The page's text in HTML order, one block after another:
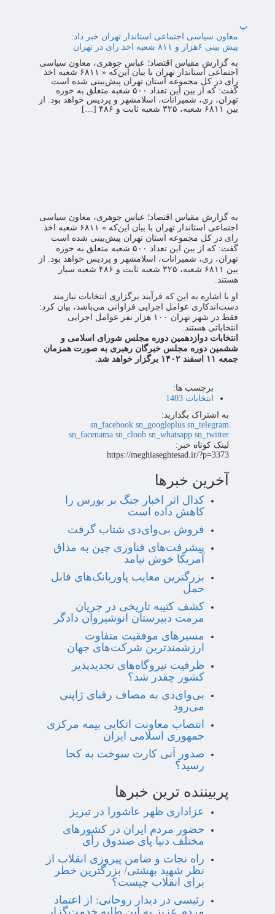
پ
معاون سیاسی اجتماعی استاندار تهران خبر داد:
پیش بینی ۶هزار و ۸۱۱ شعبه اخذ رای در تهران
به گزارش مقیاس اقتصاد؛ عباس جوهری، معاون سیاسی
اجتماعی استاندار تهران با بیان این‌که « ۶۸۱۱ شعبه اخذ
رای در کل مجموعه استان تهران پیش‌بینی شده است
گفت: که از بین این تعداد ۵۰۰ شعبه متعلق به حوزه
تهران، ری، شمیرانات، اسلامشهر و پردیس خواهد بود. از
بین ۶۸۱۱ شعبه، ۳۲۵ شعبه ثابت و ۴۸۶ […]
به گزارش مقیاس اقتصاد؛ عباس جوهری، معاون سیاسی
اجتماعی استاندار تهران با بیان این‌که « ۶۸۱۱ شعبه اخذ
رای در کل مجموعه استان تهران پیش‌بینی شده است
گفت: که از بین این تعداد ۵۰۰ شعبه متعلق به حوزه
تهران، ری، شمیرانات، اسلامشهر و پردیس خواهد بود. از
بین ۶۸۱۱ شعبه، ۳۲۵ شعبه ثابت و ۴۸۶ شعبه سیار
هستند.
او با اشاره به این که فرآیند برگزاری انتخابات نیازمند
دست‌اندکاری عوامل اجرایی فراوانی می‌باشد، بیان کرد:
فقط در شهر تهران ۱۰۰ هزار نفر عوامل اجرایی
انتخاباتی هستند.
انتخابات دوازدهمین دوره مجلس شورای اسلامی و
ششمین دوره مجلس خبرگان رهبری به صورت همزمان
جمعه ۱۱ اسفند ۱۴۰۲ برگزار خواهد شد.
برچسب ها:
انتخابات 1403
به اشتراک بگذارید:
sn_facebook sn_googleplus sn_telegram
sn_facenama sn_cloob sn_whatsapp sn_twitter
لینک کوتاه خبر:
https://meghiaseghtesad.ir/?p=3373
آخرین خبرها
کدال اثر اخبار جنگ بر بورس را
کاهش داده است
فروش بی‌وای‌دی شتاب گرفت
پیشرفت‌های فناوری چین به مذاق
آمریکا خوش نیامد
بزرگترین معایب پاوربانک‌های قابل
حمل
کشف کتیبه تاریخی در جریان
مرمت دبیرستان انوشیروان دادگر
مسیرهای موفقیت متفاوت
ارزشمندترین شرکت‌های جهان
ظرفیت نیروگاه‌های تجدیدپذیر
کشور چقدر شد؟
بی‌وای‌دی به مصاف رقبای ژاپنی
می‌رود
انتصاب معاونت اتکایی بیمه مرکزی
جمهوری اسلامی ایران
صدور آنی کارت سوخت به کجا
رسید؟
پربیننده ترین خبرها
عزاداری ظهر عاشورا در تبریز
حضور مردم ایران در کشورهای
مختلف دنیا پای صندوق رأی
راه نجات و ضامن پیروزی انقلاب از
نظر شهید بهشتی/ بزرگترین خطر
برای انقلاب چیست؟
رئیسی در دیدار روحانی: از اعتماد
مردم عزیز به این طلبه خدمت‌گزار